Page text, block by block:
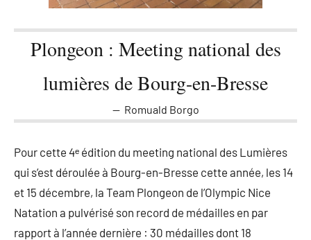
Plongeon : Meeting national des
lumières de Bourg-en-Bresse
Romuald Borgo
Pour cette 4ᵉ édition du meeting national des Lumières
qui s’est déroulée à Bourg-en-Bresse cette année, les 14
et 15 décembre, la Team Plongeon de l’Olympic Nice
Natation a pulvérisé son record de médailles en par
rapport à l’année dernière : 30 médailles dont 18